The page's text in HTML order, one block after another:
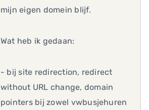
mijn eigen domein blijf.
Wat heb ik gedaan:
- bij site redirection, redirect
without URL change, domain
pointers bij zowel vwbusjehuren